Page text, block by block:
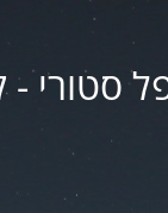
סטורי